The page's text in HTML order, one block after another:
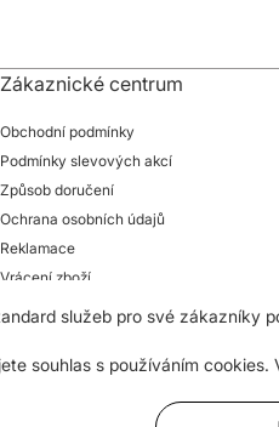
Zákaznické centrum
Obchodní podmínky
Podmínky slevových akcí
Způsob doručení
Ochrana osobních údajů
Reklamace
Vrácení zboží
služeb pro své zákazníky
souhlas s používáním